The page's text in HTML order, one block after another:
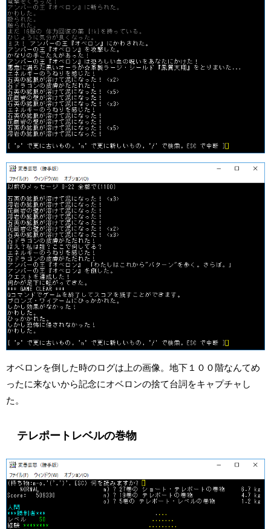
オベロンを倒した時のログは上の画像。地下１００階なんてめ
ったに来ないから記念にオベロンの捨て台詞をキャプチャし
た。
テレポートレベルの巻物